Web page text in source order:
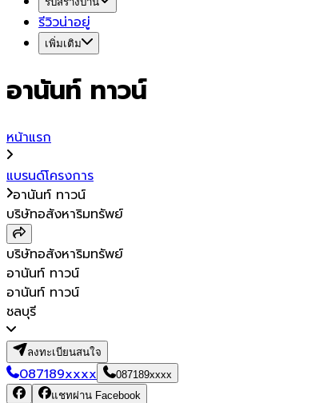
รีวิวน่าอยู่
เพิ่มเติม
อานันท์ ทาวน์
หน้าแรก
แบรนด์โครงการ
อานันท์ ทาวน์
บริษัทอสังหาริมทรัพย์
บริษัทอสังหาริมทรัพย์
อานันท์ ทาวน์
อานันท์ ทาวน์
ชลบุรี
ลงทะเบียนสนใจ
087189xxxx
087189xxxx
แชทผ่าน Facebook